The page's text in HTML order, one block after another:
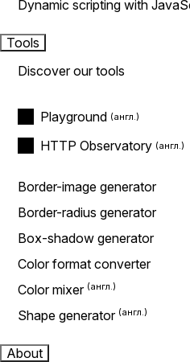
Dynamic scripting with
Tools
Discover our tools
Playground
HTTP Observatory
Border-image generator
Border-radius generator
Box-shadow generator
Color format converter
Color mixer
Shape generator
About